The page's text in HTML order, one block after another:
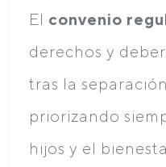
El convenio
derechos y
tras la
priorizando
hijos y el